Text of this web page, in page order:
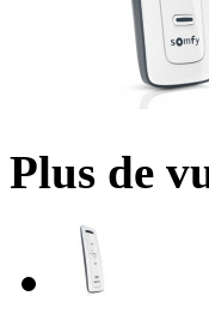
Plus de